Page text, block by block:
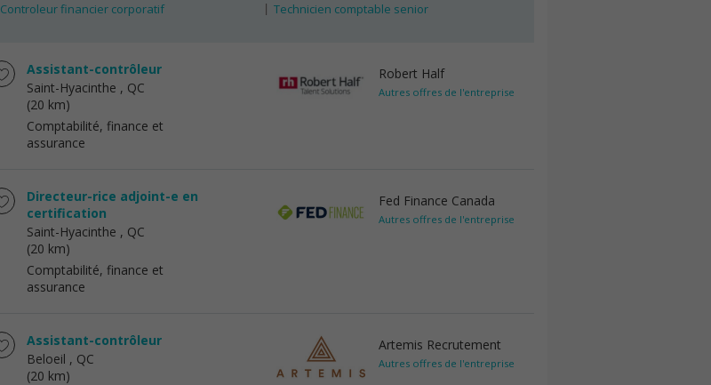
Controleur financier corporatif
Technicien comptable senior
Assistant-contrôleur
Saint-Hyacinthe , QC
(20 km)
Comptabilité, finance et
assurance
Robert Half
Autres offres de l'entreprise
Directeur-rice adjoint-e en
certification
Saint-Hyacinthe , QC
(20 km)
Comptabilité, finance et
assurance
Fed Finance Canada
Autres offres de l'entreprise
Assistant-contrôleur
Beloeil , QC
(20 km)
Artemis Recrutement
Autres offres de l'entreprise